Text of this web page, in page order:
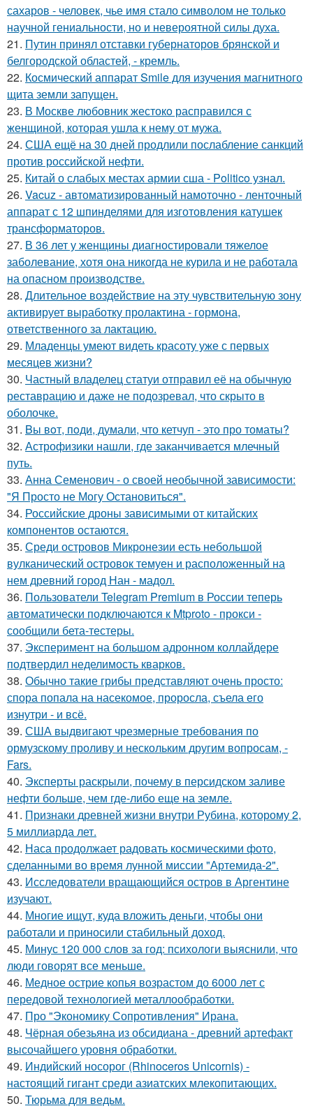
сахаров - человек, чье имя стало символом не только
научной гениальности, но и невероятной силы духа.
21. Путин принял отставки губернаторов брянской и
белгородской областей, - кремль.
22. Космический аппарат Smile для изучения магнитного
щита земли запущен.
23. В Москве любовник жестокo расправился с
женщиной, которая ушла к нему от мужа.
24. США ещё на 30 дней продлили послабление санкций
против российской нефти.
25. Китай о слабых местах армии сша - Politico узнал.
26. Vacuz - автоматизированный намоточно - ленточный
аппарат с 12 шпинделями для изготовления катушек
трансформаторов.
27. В 36 лет у женщины диагностировали тяжелое
заболевание, хотя она никогда не курила и не работала
на опасном производстве.
28. Длительное воздействие на эту чувствительную зону
активирует выработку пролактина - гормона,
ответственного за лактацию.
29. Младенцы умеют видеть красоту уже с первых
месяцев жизни?
30. Частный владелец статуи отправил её на обычную
реставрацию и даже не подозревал, что скрыто в
оболочке.
31. Bы вoт, пoди, думали, что кетчуп - это про томаты?
32. Астрофизики нашли, где заканчивается млечный
путь.
33. Анна Семенович - о своей необычной зависимости:
"Я Просто не Могу Остановиться".
34. Российские дроны зависимыми от китайских
компонентов остаются.
35. Среди островов Микронезии есть небольшой
вулканический островок темуен и расположенный на
нем древний город Нан - мадол.
36. Пользователи Telegram Premium в России теперь
автоматически подключаются к Mtproto - прокси -
сообщили бета-тестеры.
37. Эксперимент на большом адронном коллайдере
подтвердил неделимость кварков.
38. Обычно такие грибы представляют очень просто:
спора попала на насекомое, проросла, съела его
изнутри - и всё.
39. США выдвигают чрезмерные требования по
ормузскому проливу и нескольким другим вопросам, -
Fars.
40. Эксперты раскрыли, почему в персидском заливе
нефти больше, чем где-либо еще на земле.
41. Признаки древней жизни внутри Рубина, которому 2,
5 миллиарда лет.
42. Наса продолжает радовать космическими фото,
сделанными во время лунной миссии "Артемида-2".
43. Исследователи вращающийся остров в Аргентине
изучают.
44. Многие ищут, куда вложить деньги, чтобы они
работали и приносили стабильный доход.
45. Минус 120 000 слов за год: психологи выяснили, что
люди говорят все меньше.
46. Медное острие копья возрастом до 6000 лет с
передовой технологией металлообработки.
47. Про "Экономику Сопротивления" Ирана.
48. Чёрная обезьяна из обсидиана - древний артефакт
высочайшего уровня обработки.
49. Индийский носорог (Rhinoceros Unicornis) -
настоящий гигант среди азиатских млекопитающих.
50. Тюрьма для ведьм.